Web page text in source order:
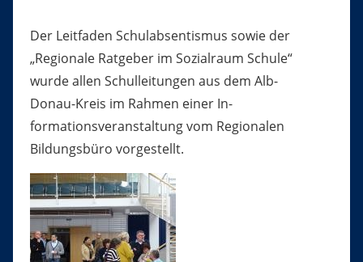
Der Leitfaden Schulabsentismus sowie der
„Regionale Ratgeber im Sozialraum Schule“
wurde allen Schulleitungen aus dem Alb-
Donau-Kreis im Rahmen einer In-
formationsveranstaltung vom Regionalen
Bildungsbüro vorgestellt.